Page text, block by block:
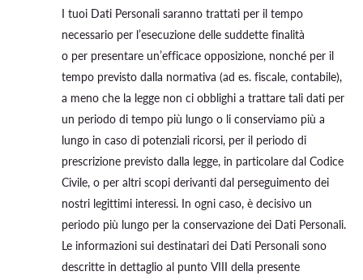
I tuoi Dati Personali saranno trattati per il tempo
necessario per l’esecuzione delle suddette finalità
o per presentare un’efficace opposizione, nonché per il
tempo previsto dalla normativa (ad es. fiscale, contabile),
a meno che la legge non ci obblighi a trattare tali dati per
un periodo di tempo più lungo o li conserviamo più a
lungo in caso di potenziali ricorsi, per il periodo di
prescrizione previsto dalla legge, in particolare dal Codice
Civile, o per altri scopi derivanti dal perseguimento dei
nostri legittimi interessi. In ogni caso, è decisivo un
periodo più lungo per la conservazione dei Dati Personali.
Le informazioni sui destinatari dei Dati Personali sono
descritte in dettaglio al punto VIII della presente